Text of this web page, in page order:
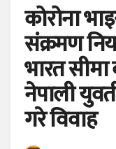
कोरोना
संक्रमण
भारत सीमा
नेपाली
गरे विवाह